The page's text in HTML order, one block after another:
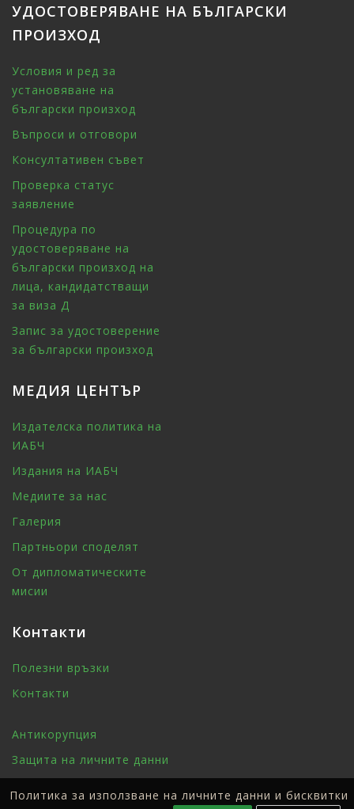
УДОСТОВЕРЯВАНЕ НА БЪЛГАРСКИ
ПРОИЗХОД
Условия и ред за
установяване на
български произход
Въпроси и отговори
Консултативен съвет
Проверка статус
заявление
Процедура по
удостоверяване на
български произход на
лица, кандидатстващи
за виза Д
Запис за удостоверение
за български произход
МЕДИЯ ЦЕНТЪР
Издателска политика на
ИАБЧ
Издания на ИАБЧ
Медиите за нас
Галерия
Партньори споделят
От дипломатическите
мисии
Контакти
Полезни връзки
Контакти
Антикорупция
Защита на личните данни
Политика за използване на личните данни и бисквитки